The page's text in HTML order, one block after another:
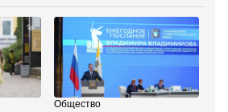
Общество